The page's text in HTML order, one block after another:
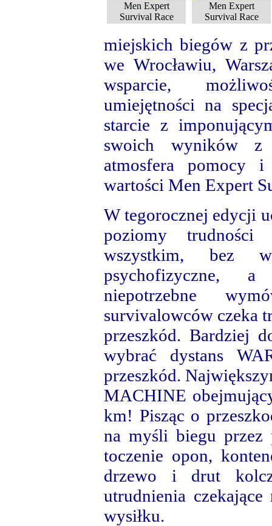
Men Expert
Survival Race
Men Expert
Survival Race
miejskich biegów z
we Wrocławiu,
wsparcie,
umiejętności na
starcie z
swoich wyników z
atmosfera pomocy
wartości Men Expert
W tegorocznej edycji
poziomy
wszystkim, bez
psychofizyczne,
niepotrzebne
survivalowców czeka
przeszkód. Bardziej
wybrać dystans
przeszkód.
MACHINE
km! Pisząc o
na myśli biegu przez
toczenie opon,
drzewo i drut
utrudnienia czekające
wysiłku.